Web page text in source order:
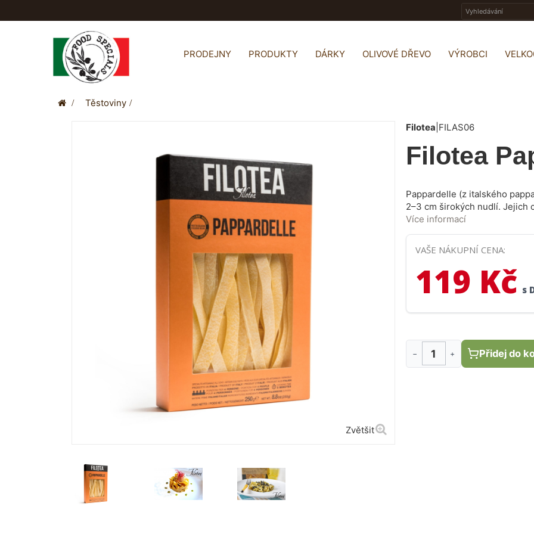
PRODEJNY PRODUKTY DÁRKY OLIVOVÉ DŘEVO VÝROBCI
> Těstoviny >
Zvětšit
Filotea FILAS06
Filotea
Pappardelle (z italského
2–3 cm širokých nudlí. Jejich
jsou velmi populární, takže se
Více informací
VAŠE NÁKUPNÍ CENA:
119 Kč s
− + Přidej do